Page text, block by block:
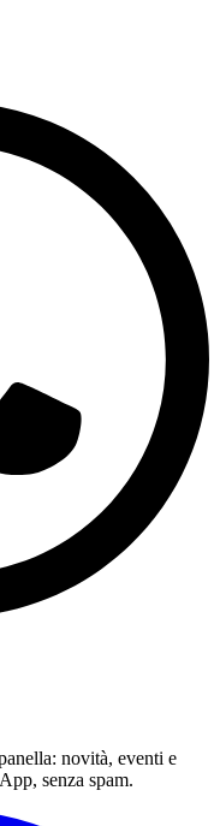
novità, eventi e
senza spam.